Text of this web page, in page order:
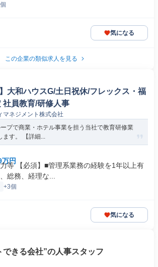
気になる
この企業の類似求人を見る
大和ハウスG/土日祝休/フレックス・福
社員教育/研修人事
マネジメント株式会社
プで商業・ホテル事業を担う当社で教育研修業
ます。 【詳細...
万円
等 【必須】■管理系業務の経験を1年以上有
総務、経理な...
+3個
気になる
できる会社”の人事スタッフ